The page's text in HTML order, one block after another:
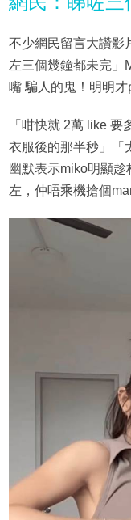
不少網民留言大讚影
左三個幾鐘都未完」
嘴 騙人的鬼！明明才
「咁快就 2萬 like
衣服後的那半秒」「
幽默表示miko明顯
左，仲唔乘機搶個